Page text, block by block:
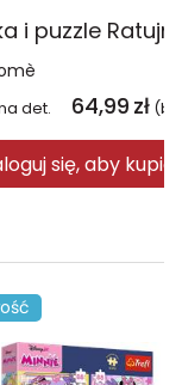
det. 64,99 zł
się, aby kupić